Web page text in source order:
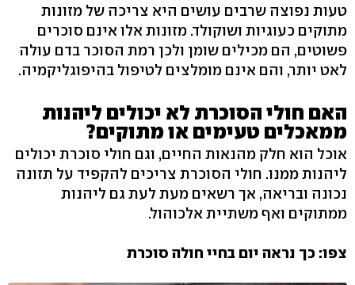
טעות נפוצה שרבים עושים היא צריכה של מזונות
מתוקים כעוגיות ושוקולד. מזונות אלו אינם סוכרים
פשוטים, הם מכילים שומן ולכן רמת הסוכר בדם עולה
לאט יותר, והם אינם מומלצים לטיפול בהיפוגליקמיה.
האם חולי הסוכרת לא יכולים ליהנות
ממאכלים טעימים או מתוקים?
אוכל הוא חלק מהנאות החיים, וגם חולי סוכרת יכולים
ליהנות ממנו. חולי הסוכרת צריכים להקפיד על תזונה
נכונה ובריאה, אך רשאים מעת לעת גם ליהנות
ממתוקים ואף משתיית אלכוהול.
צפו: כך נראה יום בחיי חולה סוכרת